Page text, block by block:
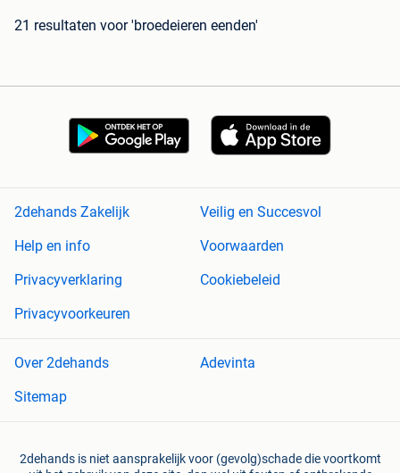
21 resultaten voor 'broedeieren eenden'
2dehands Zakelijk
Veilig en Succesvol
Help en info
Voorwaarden
Privacyverklaring
Cookiebeleid
Privacyvoorkeuren
Over 2dehands
Adevinta
Sitemap
2dehands is niet aansprakelijk voor (gevolg)schade die voortkomt